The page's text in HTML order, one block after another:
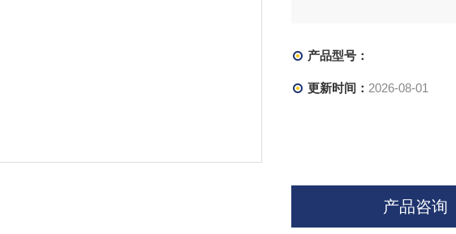
产品型号：
更新时间： 2026-08-01
产品咨询